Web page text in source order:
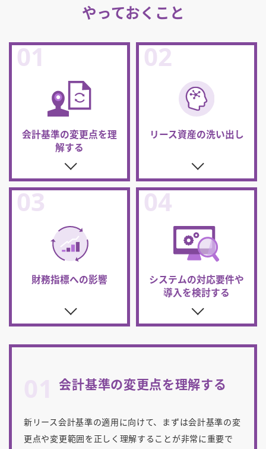
やっておくこと
会計基準の変更点を理
解する
リース資産の洗い出し
財務指標への影響 システムの対応要件や
導入を検討する
会計基準の変更点を理解する
新リース会計基準の適用に向けて、まずは会計基準の変
更点や変更範囲を正しく理解することが非常に重要で